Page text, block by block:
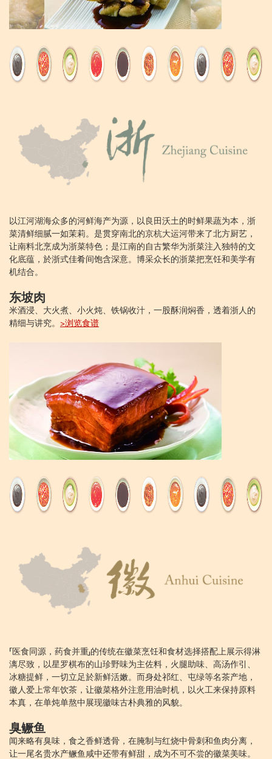
以江河湖海众多的河鲜海产为源，以良田沃土的时鲜果蔬为本，浙
菜清鲜细腻一如茉莉。是贯穿南北的京杭大运河带来了北方厨艺，
让南料北烹成为浙菜特色；是江南的自古繁华为浙菜注入独特的文
化底蕴，於浙式佳肴间饱含深意。博采众长的浙菜把烹饪和美学有
机结合。
东坡肉
米酒浸、大火煮、小火炖、铁锅收汁，一股酥润焖香，透着浙人的
精细与讲究。 >浏览食谱
「医食同源，药食并重」的传统在徽菜烹饪和食材选择搭配上展示得淋
漓尽致，以星罗棋布的山珍野味为主佐料，火腿助味、高汤作引、
冰糖提鲜，一切立足於新鲜活嫩。而身处祁红、屯绿等名茶产地，
徽人爱上常年饮茶，让徽菜格外注意用油时机，以火工来保持原料
本真，在单炖单熬中展现徽味古朴典雅的风貌。
臭鳜鱼
闻来略有臭味，食之香鲜透骨，在腌制与红烧中骨刺和鱼肉分离，
让一尾名贵水产鳜鱼咸中还带有鲜甜，成为不可不尝的徽菜美味。